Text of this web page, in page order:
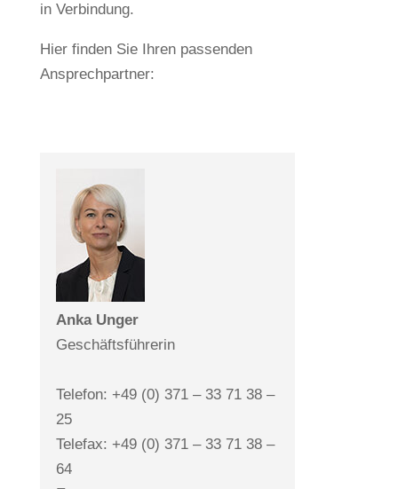
in Verbindung.
Hier finden Sie Ihren pas­senden
Ansprechpartner:
Anka Unger
Geschäfts­füh­rerin
Telefon: +49 (0) 371 – 33 71 38 –
25
Telefax: +49 (0) 371 – 33 71 38 –
64